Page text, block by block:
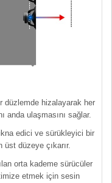
düzlemde hizalayarak her
anda ulaşmasını sağlar.
edici ve sürükleyici bir
üst düzeye çıkarır.
orta kademe sürücüler
etmek için sesin